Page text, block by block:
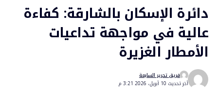
دائرة الإسكان بالشارقة: كفاءة
عالية في مواجهة تداعيات
الأمطار الغزيرة
أخر تحديث 10 أبريل، 2026 3:21 م
فريق تحرير السابعة